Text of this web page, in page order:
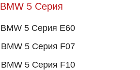
BMW 5 Серия
BMW 5 Серия E60
BMW 5 Серия F07
BMW 5 Серия F10